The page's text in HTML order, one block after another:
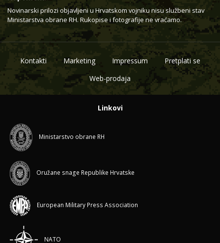
Novinarski prilozi objavljeni u Hrvatskom vojniku nisu službeni stav
Ministarstva obrane RH. Rukopise i fotografije ne vraćamo.
Kontakti Marketing Impressum
Pretplati se
Web-prodaja
Linkovi
Ministarstvo obrane RH
Oružane snage Republike Hrvatske
European Military Press Association
NATO